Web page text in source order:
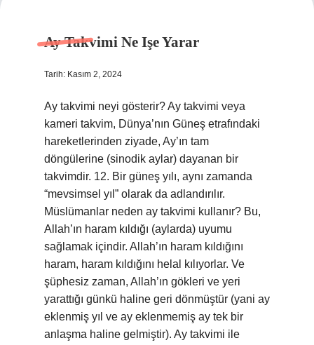
Ay Takvimi Ne Işe Yarar
Tarih: Kasım 2, 2024
Ay takvimi neyi gösterir? Ay takvimi veya
kameri takvim, Dünya’nın Güneş etrafındaki
hareketlerinden ziyade, Ay’ın tam
döngülerine (sinodik aylar) dayanan bir
takvimdir. 12. Bir güneş yılı, aynı zamanda
“mevsimsel yıl” olarak da adlandırılır.
Müslümanlar neden ay takvimi kullanır? Bu,
Allah’ın haram kıldığı (aylarda) uyumu
sağlamak içindir. Allah’ın haram kıldığını
haram, haram kıldığını helal kılıyorlar. Ve
şüphesiz zaman, Allah’ın gökleri ve yeri
yarattığı günkü haline geri dönmüştür (yani ay
eklenmiş yıl ve ay eklenmemiş ay tek bir
anlaşma haline gelmiştir). Ay takvimi ile